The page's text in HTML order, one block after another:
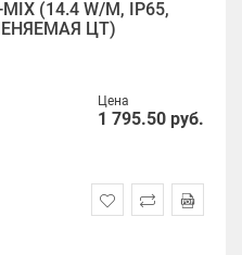
(14.4 W/M, IP65,
ЦТ)
Цена
1 795.50 руб.